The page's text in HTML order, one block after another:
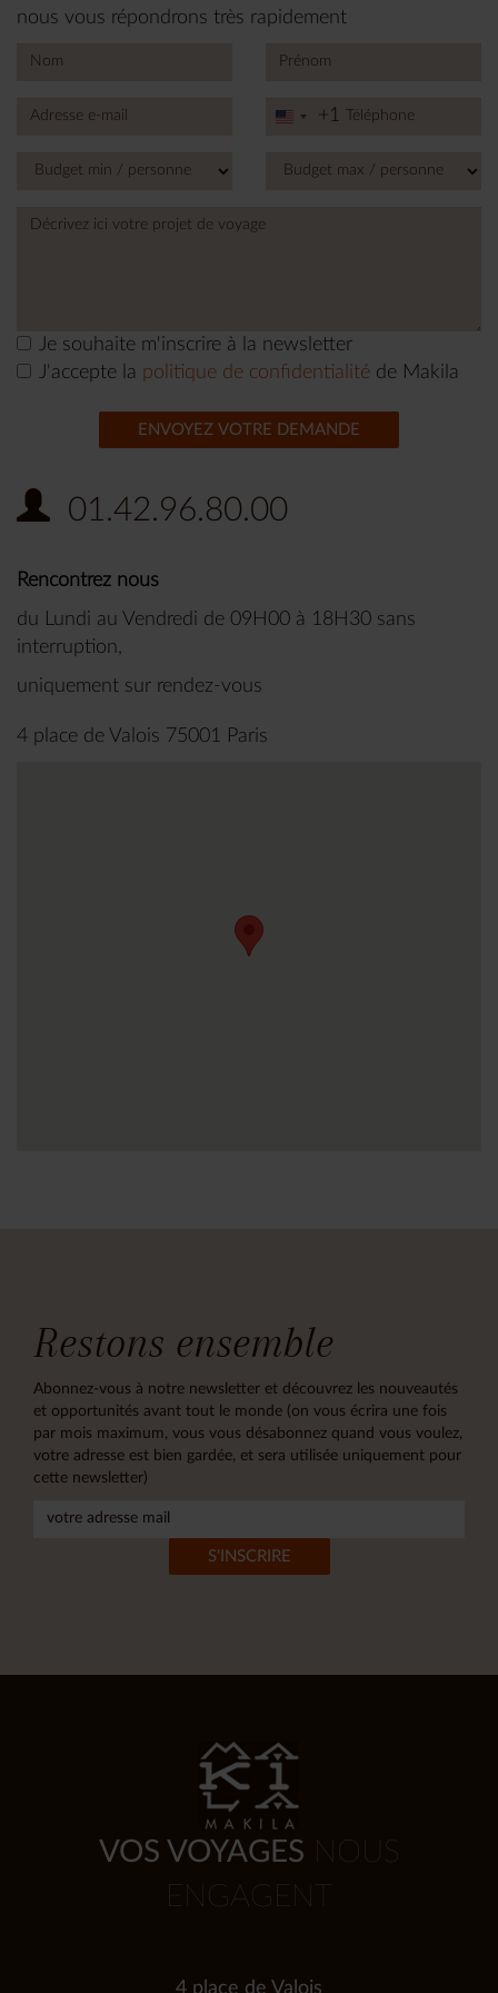
nous vous répondrons très rapidement
United
+1
+1
Je souhaite m'inscrire à la newsletter
J'accepte la politique de confidentialité de Makila
ENVOYEZ VOTRE DEMANDE
01.42.96.80.00
Rencontrez nous
du Lundi au Vendredi de 09H00 à 18H30 sans
interruption,
uniquement sur rendez-vous
4 place de Valois 75001 Paris
Restons ensemble
Abonnez-vous à notre newsletter et découvrez les nouveautés
et opportunités avant tout le monde (on vous écrira une fois
par mois maximum, vous vous désabonnez quand vous voulez,
votre adresse est bien gardée, et sera utilisée uniquement pour
cette newsletter)
VOS VOYAGES NOUS
ENGAGENT
4 place de Valois